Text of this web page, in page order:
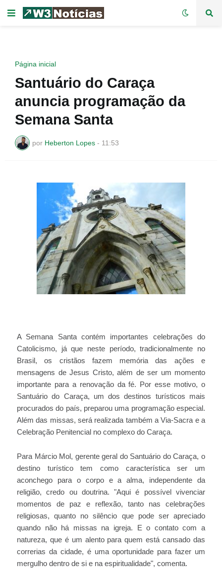
Página inicial
Santuário do Caraça
anuncia programação da
Semana Santa
por Heberton Lopes - 11:53
A Semana Santa contém importantes celebrações do
Catolicismo, já que neste período, tradicionalmente no
Brasil, os cristãos fazem memória das ações e
mensagens de Jesus Cristo, além de ser um momento
importante para a renovação da fé. Por esse motivo, o
Santuário do Caraça, um dos destinos turísticos mais
procurados do país, preparou uma programação especial.
Além das missas, será realizada também a Via-Sacra e a
Celebração Penitencial no complexo do Caraça.
Para Márcio Mol, gerente geral do Santuário do Caraça, o
destino turístico tem como característica ser um
aconchego para o corpo e a alma, independente da
religião, credo ou doutrina. "Aqui é possível vivenciar
momentos de paz e reflexão, tanto nas celebrações
religiosas, quanto no silêncio que pode ser apreciado
quando não há missas na igreja. E o contato com a
natureza, que é um alento para quem está cansado das
correrias da cidade, é uma oportunidade para fazer um
mergulho dentro de si e na espiritualidade", comenta.